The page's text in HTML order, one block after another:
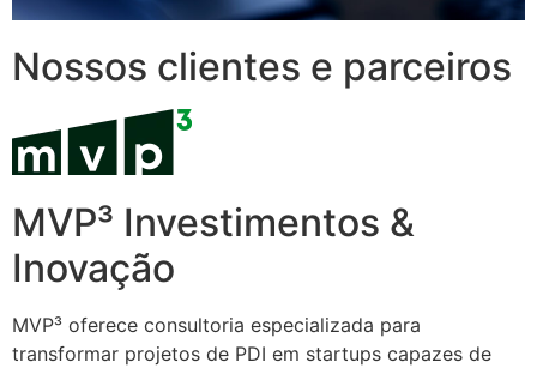
Nossos clientes e parceiros
MVP³ Investimentos &
Inovação
MVP³ oferece consultoria especializada para
transformar projetos de PDI em startups capazes de